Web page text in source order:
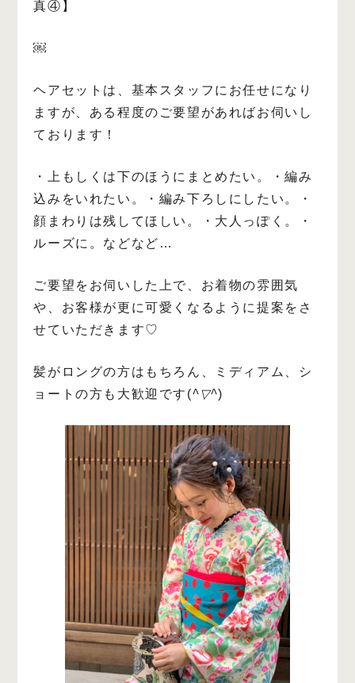
真④】
￼
ヘアセットは、基本スタッフにお任せになり
ますが、ある程度のご要望があればお伺いし
ております！
・上もしくは下のほうにまとめたい。
・編み
込みをいれたい。
・編み下ろしにしたい。
・
顔まわりは残してほしい。
・大人っぽく。
・
ルーズに。 などなど…
ご要望をお伺いした上で、お着物の雰囲気
や、お客様が更に可愛くなるように提案をさ
せていただきます♡
髪がロングの方はもちろん、
ミディアム、シ
ョートの方も大歓迎です(^▽^)